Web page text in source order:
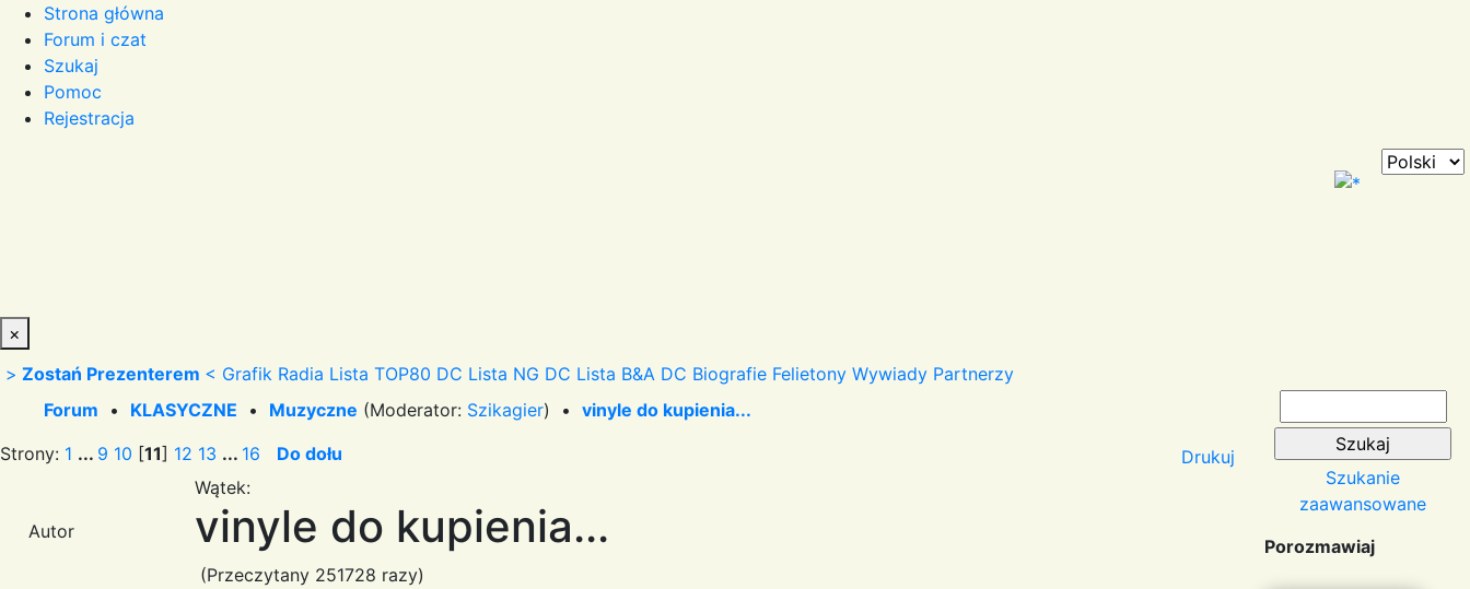
Strona główna
Forum i czat
Szukaj
Pomoc
Rejestracja
×
> Zostań Prezenterem < Grafik Radia Lista TOP80 DC Lista NG DC Lista B&A DC Biografie Felietony Wywiady Partnerzy
Forum • KLASYCZNE • Muzyczne (Moderator: Szikagier) • vinyle do kupienia...
Strony: 1 ... 9 10 [11] 12 13 ... 16 Do dołu Drukuj
Autor
Wątek:
vinyle do kupienia...
(Przeczytany 251728 razy)
Szukanie
zaawansowane
Porozmawiaj